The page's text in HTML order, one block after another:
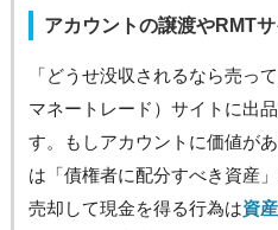
アカウントの譲渡やRMT
「どうせ没収されるなら売っ
マネートレード）サイトに出
す。もしアカウントに価値が
は「債権者に配分すべき資産
売却して現金を得る行為は資